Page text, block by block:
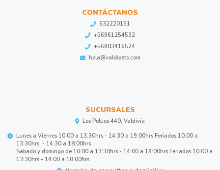
CONTÁCTANOS
632220151
+56961254532
+56983416524
hola@valdipets.com
SUCURSALES
Los Pelúes 440, Valdivia
Lunes a Viernes 10:00 a 13:30hrs - 14:30 a 19:00hrs Feriados 10:00 a
13:30hrs. - 14:30 a 18:00hrs
Sabado y domingo de 10:00 a 13:30hrs - 14:00 a 19:00hrs Feriados 10:00 a
13:30hrs - 14:00 a 18:00hrs.